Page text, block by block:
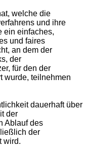
welche die
und ihre
ein einfaches,
und faires
an dem der
der
für den der
wurde, teilnehmen
dauerhaft über
der
Ablauf des
der
wird.